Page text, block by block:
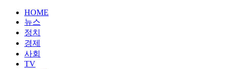
HOME
뉴스
정치
경제
사회
TV